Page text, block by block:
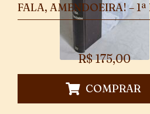
FALA, AMENDOEIRA! –
R$175,00
COMPRAR